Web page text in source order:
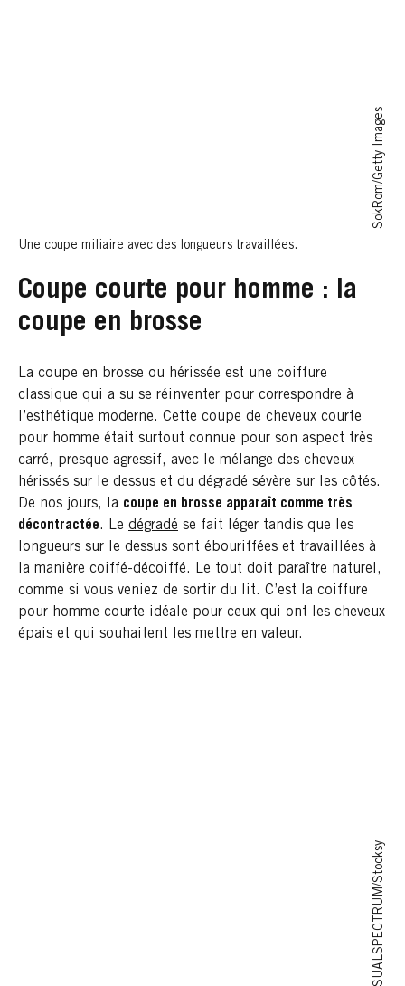
SokRom/Getty Images
Une coupe miliaire avec des longueurs travaillées.
Coupe courte pour homme : la
coupe en brosse
La coupe en brosse ou hérissée est une coiffure
classique qui a su se réinventer pour correspondre à
l’esthétique moderne. Cette coupe de cheveux courte
pour homme était surtout connue pour son aspect très
carré, presque agressif, avec le mélange des cheveux
hérissés sur le dessus et du dégradé sévère sur les côtés.
De nos jours, la coupe en brosse apparaît comme très
décontractée. Le dégradé se fait léger tandis que les
longueurs sur le dessus sont ébouriffées et travaillées à
la manière coiffé-décoiffé. Le tout doit paraître naturel,
comme si vous veniez de sortir du lit. C’est la coiffure
pour homme courte idéale pour ceux qui ont les cheveux
épais et qui souhaitent les mettre en valeur.
VISUALSPECTRUM/Stocksy